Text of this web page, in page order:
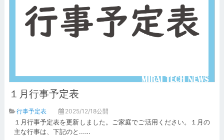
１月行事予定表
行事予定表
2025/12/18公開
１月行事予定表を更新しました。ご家庭でご活用ください。１月の
主な行事は、下記のと...…